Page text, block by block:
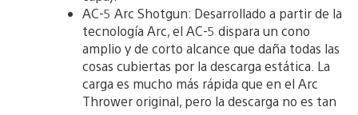
AC-5 Arc Shotgun: Desarrollado a partir de la
tecnología Arc, el AC-5 dispara un cono
amplio y de corto alcance que daña todas las
cosas cubiertas por la descarga estática. La
carga es mucho más rápida que en el Arc
Thrower original, pero la descarga no es tan